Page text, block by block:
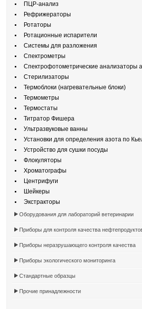
ПЦР-анализ
Рефрижераторы
Ротаторы
Ротационные испарители
Системы для разложения
Спектрометры
Спектрофотометрические анализаторы
Стерилизаторы
Термоблоки (нагревательные блоки)
Термометры
Термостаты
Титратор Фишера
Ультразвуковые ванны
Установки для определения азота по
Устройство для сушки посуды
Флокуляторы
Хроматографы
Центрифуги
Шейкеры
Экстракторы
Оборудования для лабораторий ветеринарии
Приборы для контроля качества
Приборы неразрушающего контроля качества
Приборы экологического мониторинга
Стандартные образцы
Прочие принадлежности